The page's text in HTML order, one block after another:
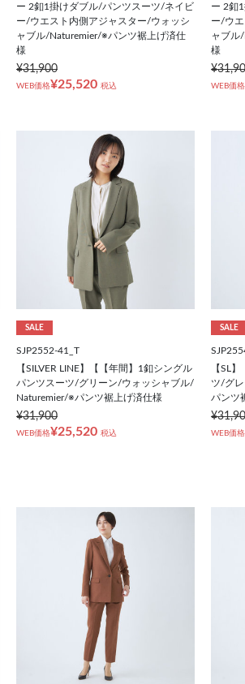
ー 2釦1掛けダブル/パンツスーツ/ネイビ
ー/ウエスト内側アジャスター/ウォッシ
ャブル/Naturemier/※パンツ裾上げ済仕
様
¥31,900
WEB価格¥25,520 税込
ー 2釦
ー/ウ
ャブル
様
WEB価格
SALE
SJP2552-41_T
【SILVER LINE】【【年間】1釦シングル
パンツスーツ/グリーン/ウォッシャブル/
Naturemier/※パンツ裾上げ済仕様
¥31,900
WEB価格¥25,520 税込
SALE
【SL
ツ/グ
パンツ
WEB価格